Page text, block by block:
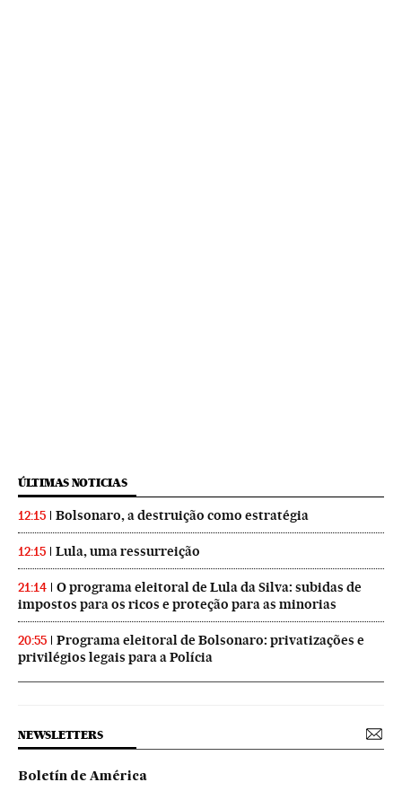
ÚLTIMAS NOTICIAS
12:15 Bolsonaro, a destruição como estratégia
12:15 Lula, uma ressurreição
21:14
O programa eleitoral de Lula da Silva: subidas de
impostos para os ricos e proteção para as minorias
20:55
Programa eleitoral de Bolsonaro: privatizações e
privilégios legais para a Polícia
NEWSLETTERS
Boletín de América